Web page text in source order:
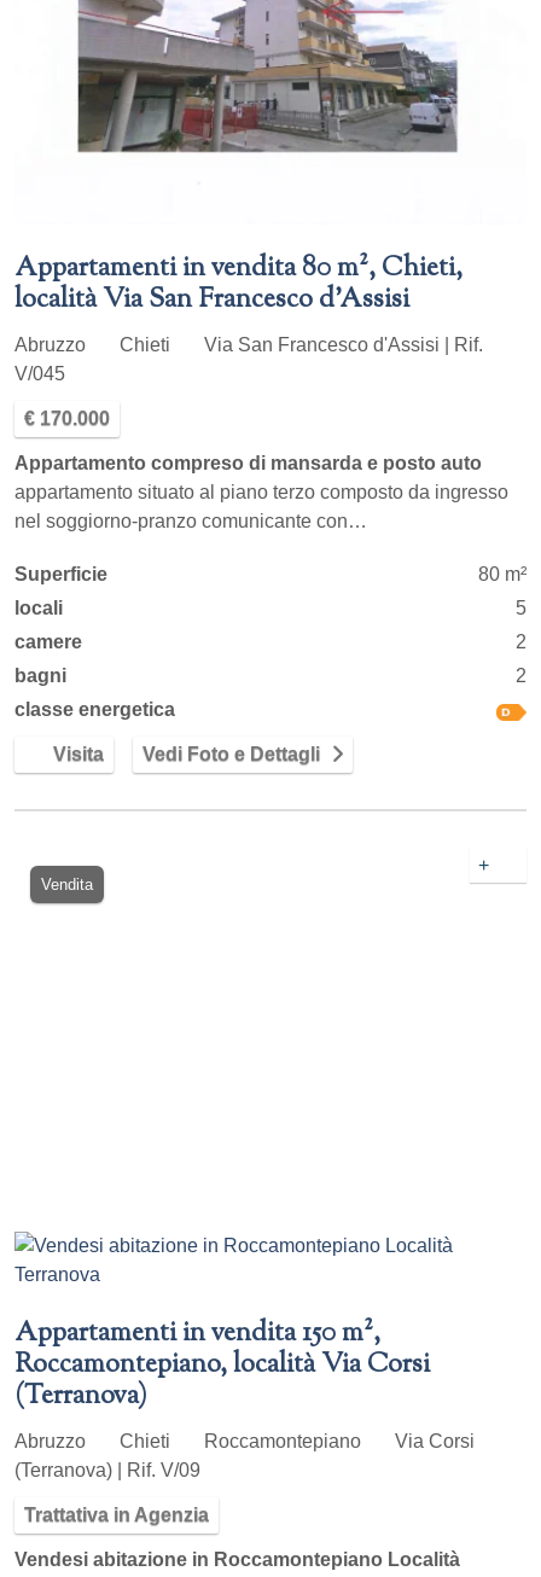
Appartamenti in vendita 80 m², Chieti,
località Via San Francesco d'Assisi
Abruzzo Chieti
Via San Francesco d'Assisi | Rif.
V/045
€ 170.000
Appartamento compreso di mansarda e posto auto
appartamento situato al piano terzo composto da ingresso
nel soggiorno-pranzo comunicante con…
Superficie
80 m²
locali
5
camere
2
bagni
2
classe energetica
Visita Vedi Foto e Dettagli
Vendita
+
Appartamenti in vendita 150 m²,
Roccamontepiano, località Via Corsi
(Terranova)
Abruzzo Chieti Roccamontepiano
Via Corsi
(Terranova) | Rif. V/09
Trattativa in Agenzia
Vendesi abitazione in Roccamontepiano Località